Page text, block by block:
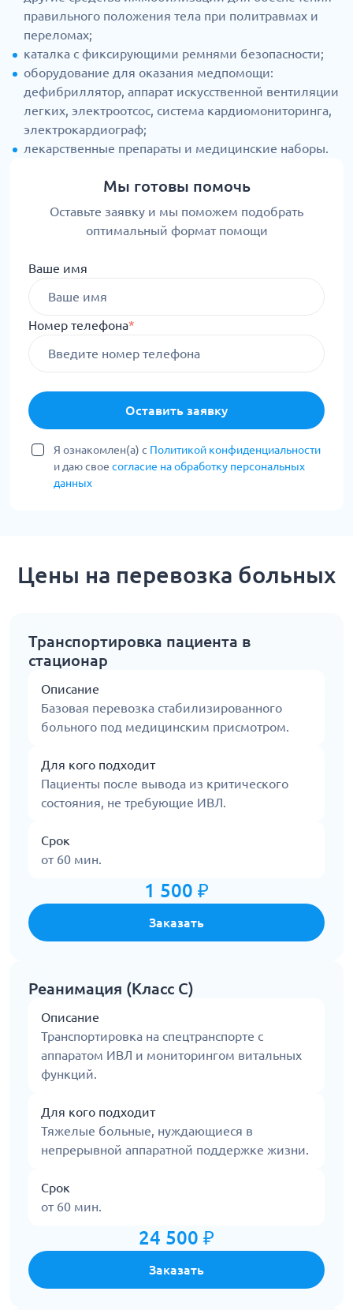
правильного положения тела при политравмах и
переломах;
каталка с фиксирующими ремнями безопасности;
оборудование для оказания медпомощи:
дефибриллятор, аппарат искусственной вентиляции
легких, электроотсос, система кардиомониторинга,
электрокардиограф;
лекарственные препараты и медицинские наборы.
Мы готовы помочь
Оставьте заявку и мы поможем подобрать
оптимальный формат помощи
Ваше имя
Номер телефона*
Оставить заявку
Я ознакомлен(а) с Политикой конфиденциальности
и даю свое согласие на обработку персональных
данных
Цены на перевозка больных
Транспортировка пациента в
стационар
Описание
Базовая перевозка стабилизированного
больного под медицинским присмотром.
Для кого подходит
Пациенты после вывода из критического
состояния, не требующие ИВЛ.
Срок
от 60 мин.
1 500 ₽
Заказать
Реанимация (Класс С)
Описание
Транспортировка на спецтранспорте с
аппаратом ИВЛ и мониторингом витальных
функций.
Для кого подходит
Тяжелые больные, нуждающиеся в
непрерывной аппаратной поддержке жизни.
Срок
от 60 мин.
24 500 ₽
Заказать